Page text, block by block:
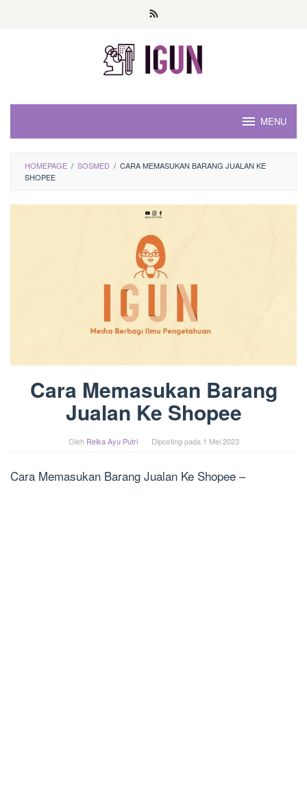
MENU
HOMEPAGE / SOSMED / CARA MEMASUKAN BARANG JUALAN KE
SHOPEE
Cara Memasukan Barang
Jualan Ke Shopee
Oleh Reika Ayu Putri Diposting pada 1 Mei 2023
Cara Memasukan Barang Jualan Ke Shopee –